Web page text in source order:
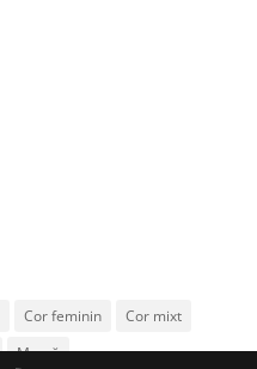
Cor feminin
Cor mixt
Mamă